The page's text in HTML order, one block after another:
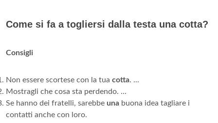
Come si fa a togliersi dalla testa una cotta?
Consigli
Non essere scortese con la tua cotta. ...
Mostragli che cosa sta perdendo. ...
Se hanno dei fratelli, sarebbe una buona idea tagliare i
contatti anche con loro.